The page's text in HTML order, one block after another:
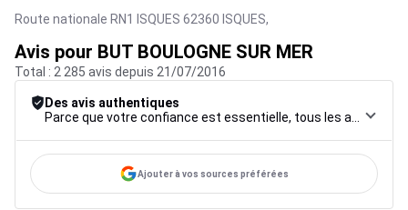
Route nationale RN1 ISQUES 62360 ISQUES,
Avis pour BUT BOULOGNE SUR MER
Total : 2 285 avis depuis 21/07/2016
Des avis authentiques
Ajouter à vos sources préférées